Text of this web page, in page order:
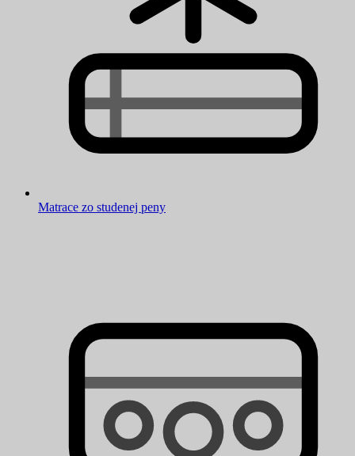
Matrace zo studenej peny